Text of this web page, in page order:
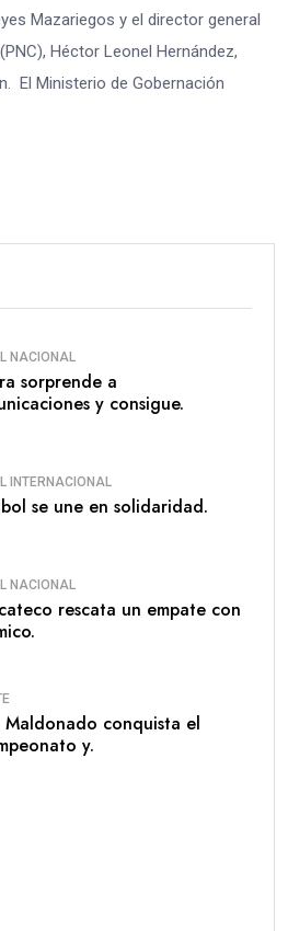
Mazariegos y el director general
Héctor Leonel Hernández,
El Ministerio de Gobernación
NACIONAL
sorprende a
y consigue.
INTERNACIONAL
se une en solidaridad.
NACIONAL
rescata un empate con
Maldonado conquista el
y.